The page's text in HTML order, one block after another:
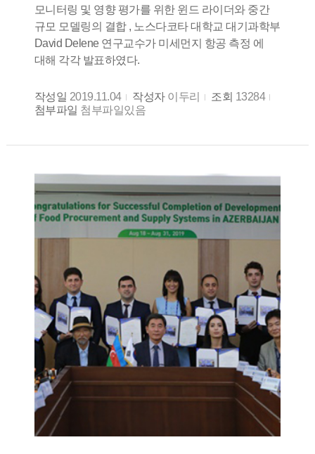
모니터링 및 영향 평가를 위한 윈드 라이더와 중간
규모 모델링의 결합 , 노스다코타 대학교 대기과학부
David Delene 연구교수가 미세먼지 항공 측정 에
대해 각각 발표하였다.
작성일 2019.11.04 작성자 이두리 조회 13284
첨부파일 첨부파일있음